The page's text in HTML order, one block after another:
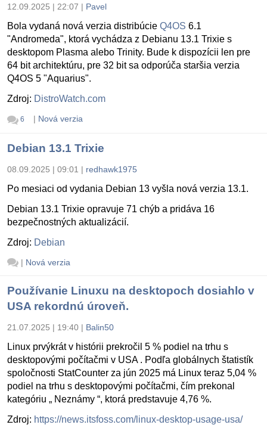
12.09.2025 | 22:07 | Pavel
Bola vydaná nová verzia distribúcie Q4OS 6.1
"Andromeda", ktorá vychádza z Debianu 13.1 Trixie s
desktopom Plasma alebo Trinity. Bude k dispozícii len pre
64 bit architektúru, pre 32 bit sa odporúča staršia verzia
Q4OS 5 "Aquarius".
Zdroj: DistroWatch.com
6 | Nová verzia
Debian 13.1 Trixie
08.09.2025 | 09:01 | redhawk1975
Po mesiaci od vydania Debian 13 vyšla nová verzia 13.1.
Debian 13.1 Trixie opravuje 71 chýb a pridáva 16
bezpečnostných aktualizácií.
Zdroj: Debian
| Nová verzia
Používanie Linuxu na desktopoch dosiahlo v
USA rekordnú úroveň.
21.07.2025 | 19:40 | Balin50
Linux prvýkrát v histórii prekročil 5 % podiel na trhu s
desktopovými počítačmi v USA . Podľa globálnych štatistík
spoločnosti StatCounter za jún 2025 má Linux teraz 5,04 %
podiel na trhu s desktopovými počítačmi, čím prekonal
kategóriu „ Neznámy “, ktorá predstavuje 4,76 %.
Zdroj: https://news.itsfoss.com/linux-desktop-usage-usa/